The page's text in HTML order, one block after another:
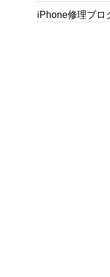
iPhone修理ブロ